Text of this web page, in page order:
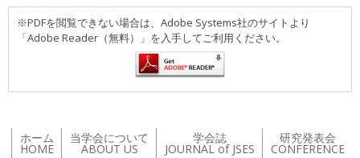
※PDFを閲覧できない場合は、Adobe Systems社のサイトより
「Adobe Reader（無料）」を入手してご利用ください。
ホーム
HOME
当学会について
ABOUT US
学会誌
JOURNAL of JSES
研究発表会
CONFERENCE